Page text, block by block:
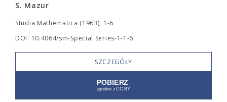
S. Mazur
Studia Mathematica (1963), 1-6
DOI: 10.4064/sm-Special Series-1-1-6
SZCZEGÓŁY